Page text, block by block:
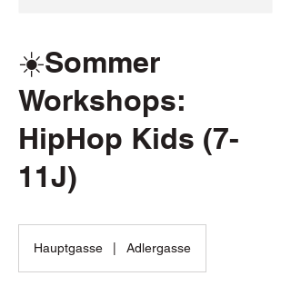
☀️Sommer
Workshops:
HipHop Kids (7-
11J)
Hauptgasse Adlergasse